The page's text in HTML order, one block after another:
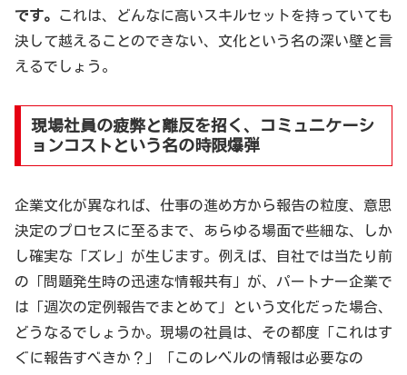
です。
これは、どんなに高いスキルセットを持っていても
決して越えることのできない、文化という名の深い壁と言
えるでしょう。
現場社員の疲弊と離反を招く、コミュニケーシ
ョンコストという名の時限爆弾
企業文化が異なれば、仕事の進め方から報告の粒度、意思
決定のプロセスに至るまで、あらゆる場面で些細な、しか
し確実な「ズレ」が生じます。例えば、自社では当たり前
の「問題発生時の迅速な情報共有」が、パートナー企業で
は「週次の定例報告でまとめて」という文化だった場合、
どうなるでしょうか。現場の社員は、その都度「これはす
ぐに報告すべきか？」「このレベルの情報は必要なの